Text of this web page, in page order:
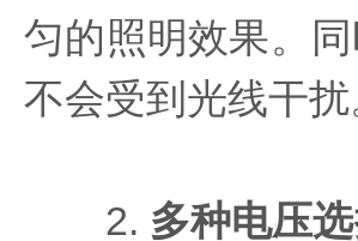
匀的照明效果。
不会受到光线干扰
2. 多种电压